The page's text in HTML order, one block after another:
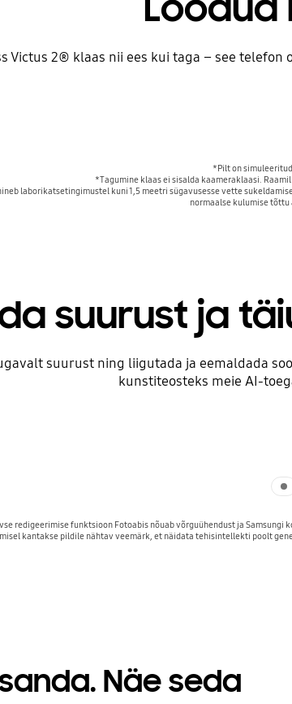
Victus 2® klaas nii ees kui taga – see
*Pilt on
*Tagumine klaas ei sisalda kaameraklaasi.
laborikatsetingimustel kuni 1,5 meetri sügavusesse vette
normaalse kulumise tõttu
suurust ja
suurust ning liigutada ja eemaldada
kunstiteosteks meie AI-
redigeerimise funktsioon Fotoabis nõuab võrguühendust ja
kantakse pildile nähtav veemärk, et näidata tehisintellekti poolt
Näe seda